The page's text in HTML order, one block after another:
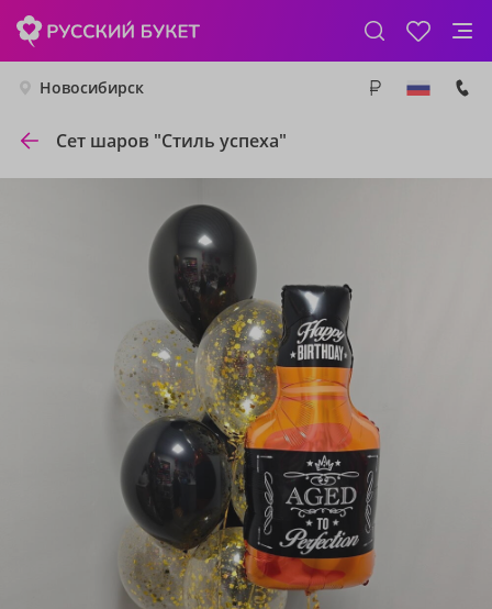
Новосибирск
Сет шаров "Стиль успеха"